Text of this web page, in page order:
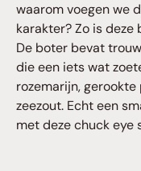
waarom voegen we
karakter? Zo is
De boter bevat
die een iets wat
rozemarijn,
zeezout. Echt een
met deze chuck eye